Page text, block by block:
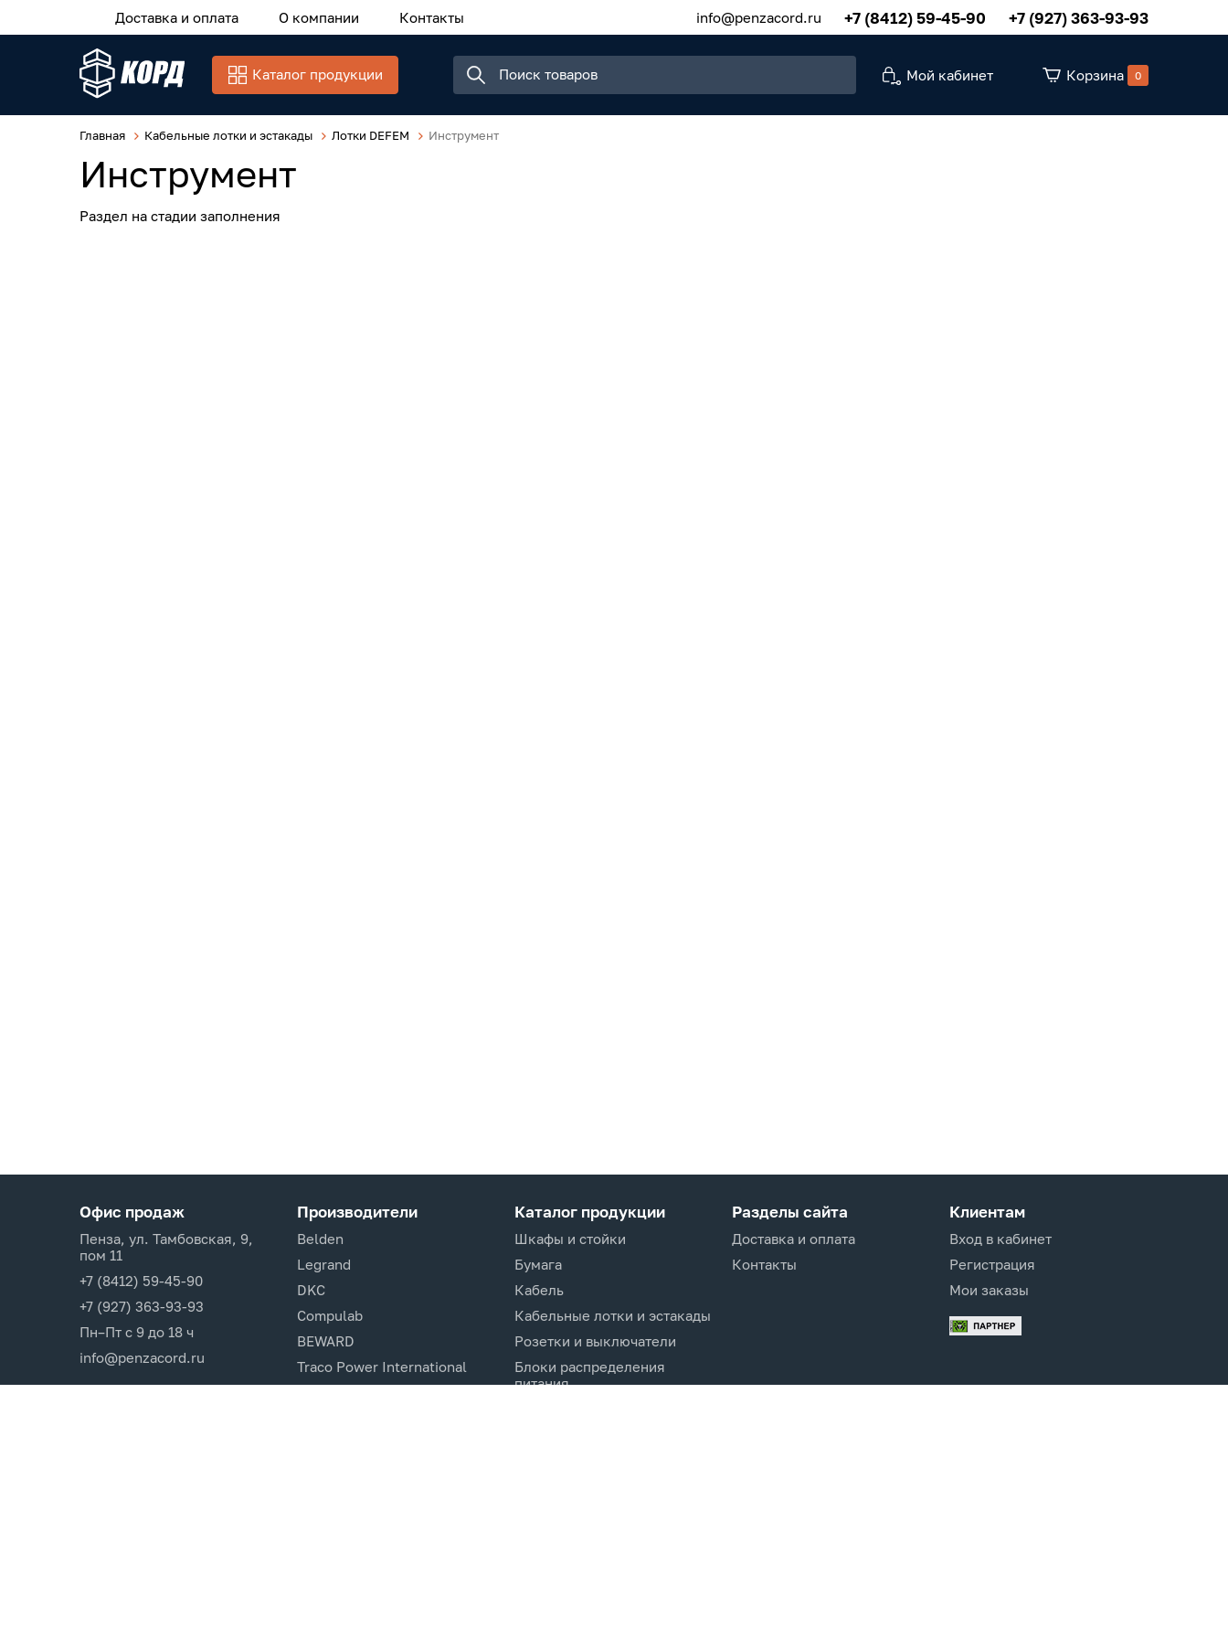
Доставка и оплата О компании Контакты info@penzacord.ru +7 (8412) 59-45-90 +7 (927) 363-93-93
Каталог продукции Мой кабинет Корзина 0
Главная Кабельные лотки и эстакады Лотки DEFEM Инструмент
Инструмент
Раздел на стадии заполнения
Офис продаж
Пенза, ул. Тамбовская, 9,
пом 11
+7 (8412) 59-45-90
+7 (927) 363-93-93
Пн–Пт с 9 до 18 ч
info@penzacord.ru
Производители
Belden
Legrand
DKC
Compulab
BEWARD
Traco Power International
Каталог продукции
Шкафы и стойки
Бумага
Кабель
Кабельные лотки и эстакады
Розетки и выключатели
Блоки распределения
питания
Разделы сайта
Доставка и оплата
Контакты
Клиентам
Вход в кабинет
Регистрация
Мои заказы